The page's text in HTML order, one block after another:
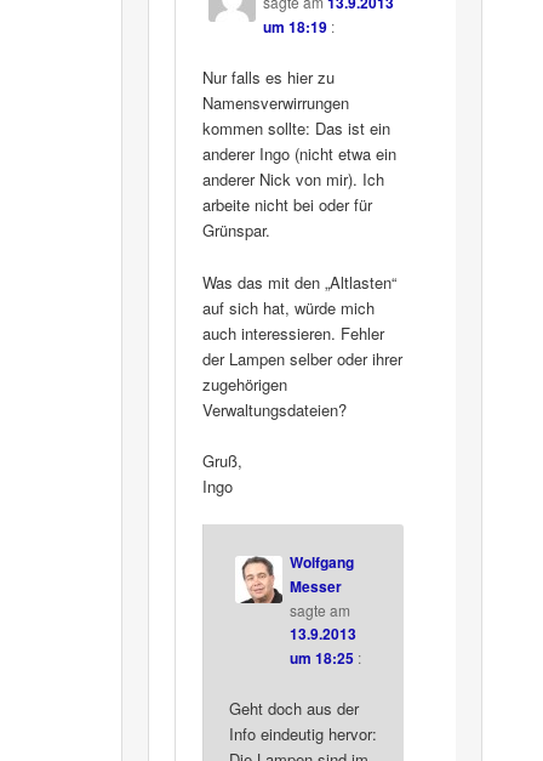
um 18:19 :
Nur falls es hier zu
Namensverwirrungen
kommen sollte: Das ist ein
anderer Ingo (nicht etwa ein
anderer Nick von mir). Ich
arbeite nicht bei oder für
Grünspar.
Was das mit den „Altlasten“
auf sich hat, würde mich
auch interessieren. Fehler
der Lampen selber oder ihrer
zugehörigen
Verwaltungsdateien?
Gruß,
Ingo
Wolfgang
Messer
sagte am
13.9.2013
um 18:25 :
Geht doch aus der
Info eindeutig hervor: